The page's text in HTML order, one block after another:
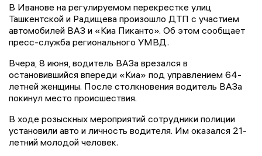
В Иванове на регулируемом перекрестке улиц
Ташкентской и Радищева произошло ДТП с участием
автомобилей ВАЗ и «Киа Пиканто». Об этом сообщает
пресс-служба регионального УМВД.
Вчера, 8 июня, водитель ВАЗа врезался в
остановившийся впереди «Киа» под управлением 64-
летней женщины. После столкновения водитель ВАЗа
покинул место происшествия.
В ходе розыскных мероприятий сотрудники полиции
установили авто и личность водителя. Им оказался 21-
летний молодой человек.